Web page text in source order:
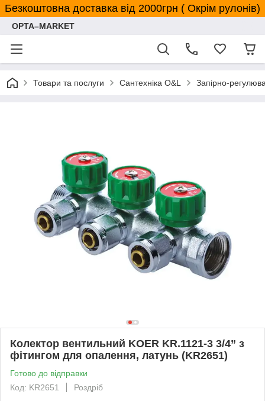
Безкоштовна доставка від 2000грн ( Окрім рулонів)
OPTA–MARKET
Товари та послуги Сантехніка O&L Запірно-
Колектор вентильний KOER KR.1121-3 3/4” з
фітингом для опалення, латунь (KR2651)
Готово до відправки
Код: KR2651
Роздріб